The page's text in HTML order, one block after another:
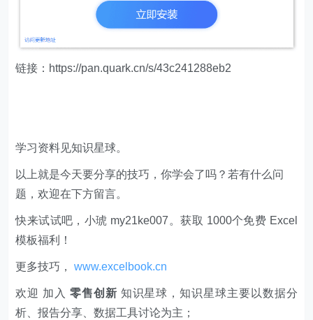
链接：https://pan.quark.cn/s/43c241288eb2
学习资料见知识星球。
以上就是今天要分享的技巧，你学会了吗？若有什么问
题，欢迎在下方留言。
快来试试吧，小琥 my21ke007。获取 1000个免费 Excel
模板福利​​​​！
更多技巧，www.excelbook.cn
欢迎 加入 零售创新 知识星球，知识星球主要以数据分
析、报告分享、数据工具讨论为主；